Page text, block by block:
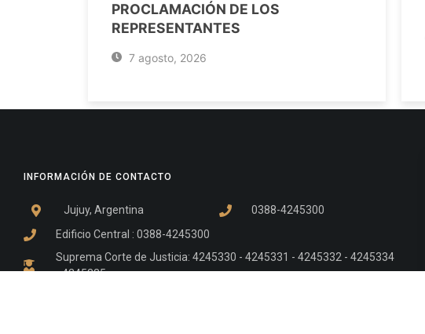
PROCLAMACIÓN DE LOS
REPRESENTANTES
7 agosto, 2026
INFORMACIÓN DE CONTACTO
Jujuy, Argentina
0388-4245300
Edificio Central : 0388-4245300
Suprema Corte de Justicia: 4245330 - 4245331 - 4245332 - 4245334
- 4245335